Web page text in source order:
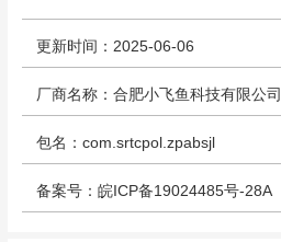
更新时间：2025-06-06
厂商名称：合肥小飞鱼科技有限公司
包名：com.srtcpol.zpabsjl
备案号：皖ICP备19024485号-28A